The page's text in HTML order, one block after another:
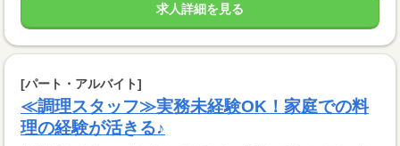
求人詳細を見る
[パート・アルバイト]
≪調理スタッフ≫実務未経験OK！家庭での料
理の経験が活きる♪